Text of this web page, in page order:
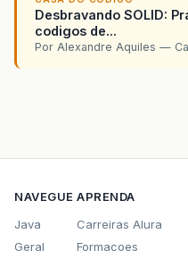
Desbravando SOLID:
codigos de...
Por Alexandre Aquiles —
NAVEGUE
Java
Geral
APRENDA
Carreiras Alura
Formacoes